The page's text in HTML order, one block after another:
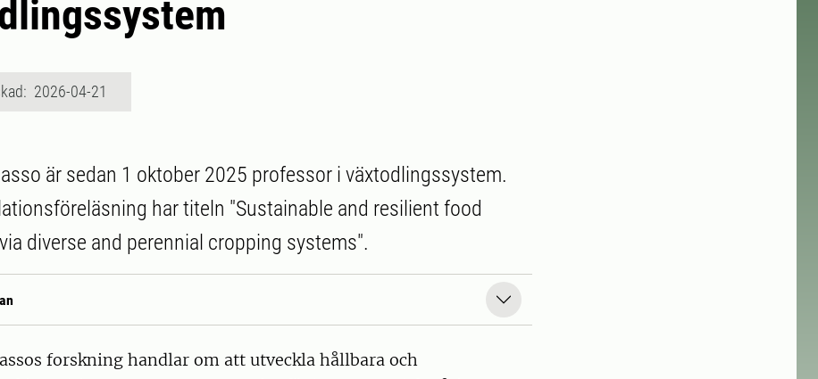
2026-04-21
är sedan 1 oktober 2025 professor i växtodlingssystem.
har titeln "Sustainable and resilient food
diverse and perennial cropping systems".
forskning handlar om att utveckla hållbara och